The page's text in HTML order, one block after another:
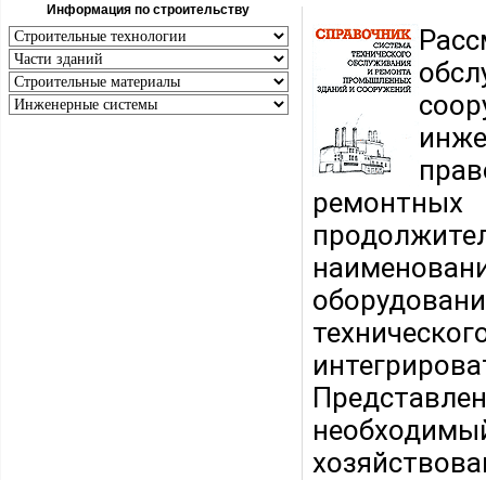
Информация по строительству